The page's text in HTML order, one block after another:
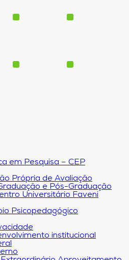
em Pesquisa – CEP
Própria de Avaliação
e Pós-Graduação
Universitário Faveni
Psicopedagógico
institucional